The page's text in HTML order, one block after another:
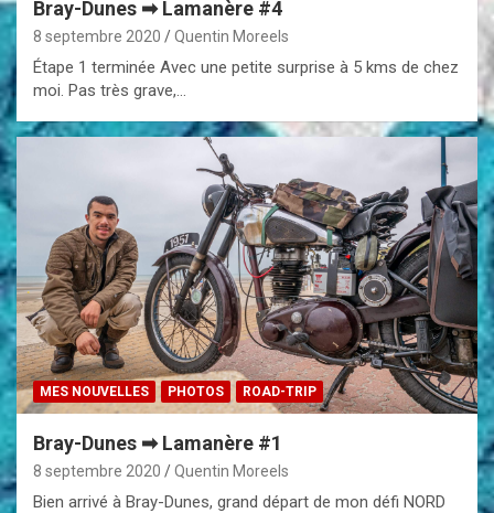
Bray-Dunes ➡ Lamanère #4
8 septembre 2020 Quentin Moreels
Étape 1 terminée Avec une petite surprise à 5 kms de chez
moi. Pas très grave,…
MES NOUVELLES PHOTOS ROAD-TRIP
Bray-Dunes ➡ Lamanère #1
8 septembre 2020 Quentin Moreels
Bien arrivé à Bray-Dunes, grand départ de mon défi NORD